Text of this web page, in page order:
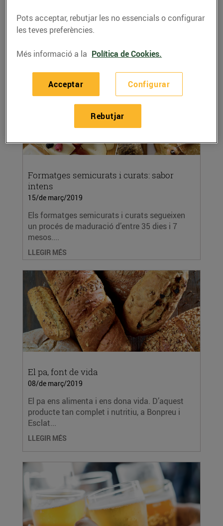
Al teu supermercat Bonpreu o Esclat pots
comprar pa de moltes varietats i per a tots els
gustos i...
LLEGIR MÉS
Formatges semicurats i curats: sabor
intens
15/de març/2019
Els formatges semicurats i curats segueixen
un procés de maduració d’entre 35 dies i 7
mesos....
LLEGIR MÉS
El pa, font de vida
08/de març/2019
El pa ens alimenta i ens dona vida. D’aquest
producte tan complet i nutritiu, a Bonpreu i
Esclat...
LLEGIR MÉS
Pots acceptar, rebutjar les no essencials o configurar
les teves preferències.
Més informació a la Política de Cookies.
Configurar
Rebutjar
Acceptar